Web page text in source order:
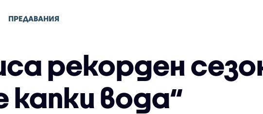
ПРЕДАВАНИЯ
рекорден
капки вода“